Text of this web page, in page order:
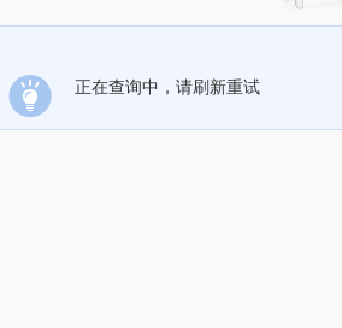
正在查询中，请刷新重试